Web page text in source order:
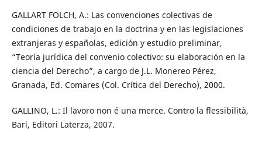
GALLART FOLCH, A.: Las convenciones colectivas de
condiciones de trabajo en la doctrina y en las legislaciones
extranjeras y españolas, edición y estudio preliminar,
“Teoría jurídica del convenio colectivo: su elaboración en la
ciencia del Derecho”, a cargo de J.L. Monereo Pérez,
Granada, Ed. Comares (Col. Crítica del Derecho), 2000.
GALLINO, L.: Il lavoro non é una merce. Contro la flessibilità,
Bari, Editori Laterza, 2007.